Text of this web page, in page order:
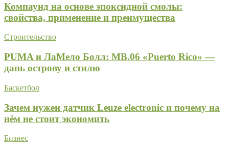
Компаунд на основе эпоксидной смолы:
свойства, применение и преимущества
Строительство
PUMA и ЛаМело Болл: MB.06 «Puerto Rico» —
дань острову и стилю
Баскетбол
Зачем нужен датчик Leuze electronic и почему на
нём не стоит экономить
Бизнес